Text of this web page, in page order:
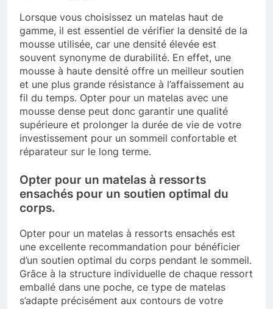
Lorsque vous choisissez un matelas haut de
gamme, il est essentiel de vérifier la densité de la
mousse utilisée, car une densité élevée est
souvent synonyme de durabilité. En effet, une
mousse à haute densité offre un meilleur soutien
et une plus grande résistance à l’affaissement au
fil du temps. Opter pour un matelas avec une
mousse dense peut donc garantir une qualité
supérieure et prolonger la durée de vie de votre
investissement pour un sommeil confortable et
réparateur sur le long terme.
Opter pour un matelas à ressorts
ensachés pour un soutien optimal du
corps.
Opter pour un matelas à ressorts ensachés est
une excellente recommandation pour bénéficier
d’un soutien optimal du corps pendant le sommeil.
Grâce à la structure individuelle de chaque ressort
emballé dans une poche, ce type de matelas
s’adapte précisément aux contours de votre